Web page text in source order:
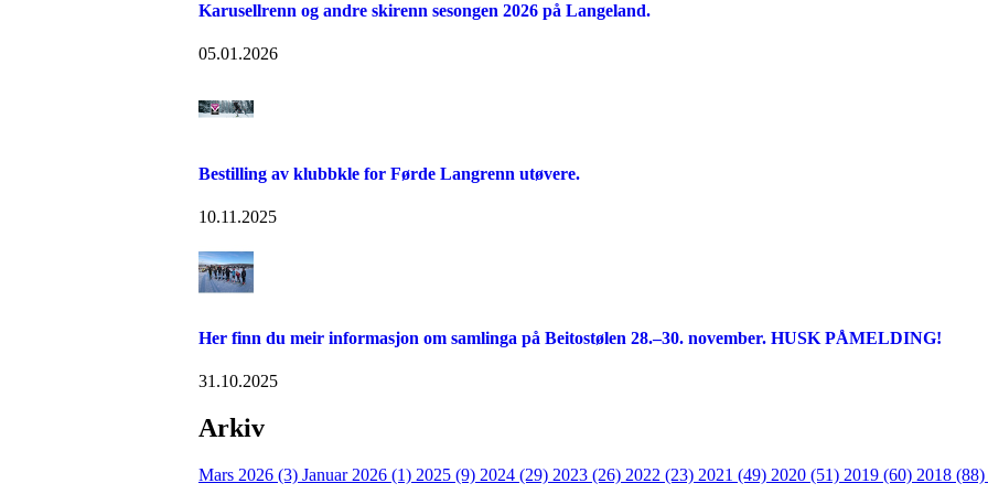
Karusellrenn og andre skirenn sesongen 2026 på Langeland.
05.01.2026
Bestilling av klubbkle for Førde Langrenn utøvere.
10.11.2025
Her finn du meir informasjon om samlinga på Beitostølen 28.–30. november. HUSK PÅMELDING!
31.10.2025
Arkiv
Mars 2026 (3) Januar 2026 (1) 2025 (9) 2024 (29) 2023 (26) 2022 (23) 2021 (49) 2020 (51) 2019 (60) 2018 (88)